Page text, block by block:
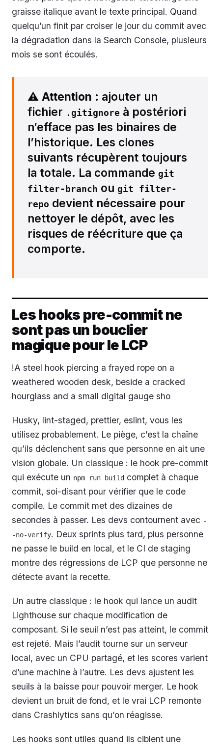
graisse italique avant le texte principal. Quand
quelqu’un finit par croiser le jour du commit avec
la dégradation dans la Search Console, plusieurs
mois se sont écoulés.
⚠️ Attention : ajouter un
fichier .gitignore à postériori
n’efface pas les binaires de
l’historique. Les clones
suivants récupèrent toujours
la totale. La commande git
filter-branch ou git filter-
repo devient nécessaire pour
nettoyer le dépôt, avec les
risques de réécriture que ça
comporte.
Les hooks pre-commit ne
sont pas un bouclier
magique pour le LCP
!A steel hook piercing a frayed rope on a
weathered wooden desk, beside a cracked
hourglass and a small digital gauge sho
Husky, lint-staged, prettier, eslint, vous les
utilisez probablement. Le piège, c’est la chaîne
qu’ils déclenchent sans que personne en ait une
vision globale. Un classique : le hook pre-commit
qui exécute un npm run build complet à chaque
commit, soi-disant pour vérifier que le code
compile. Le commit met des dizaines de
secondes à passer. Les devs contournent avec -
-no-verify. Deux sprints plus tard, plus personne
ne passe le build en local, et le CI de staging
montre des régressions de LCP que personne ne
détecte avant la recette.
Un autre classique : le hook qui lance un audit
Lighthouse sur chaque modification de
composant. Si le seuil n’est pas atteint, le commit
est rejeté. Mais l’audit tourne sur un serveur
local, avec un CPU partagé, et les scores varient
d’une machine à l’autre. Les devs ajustent les
seuils à la baisse pour pouvoir merger. Le hook
devient un bruit de fond, et le vrai LCP remonte
dans Crashlytics sans qu’on réagisse.
Les hooks sont utiles quand ils ciblent une